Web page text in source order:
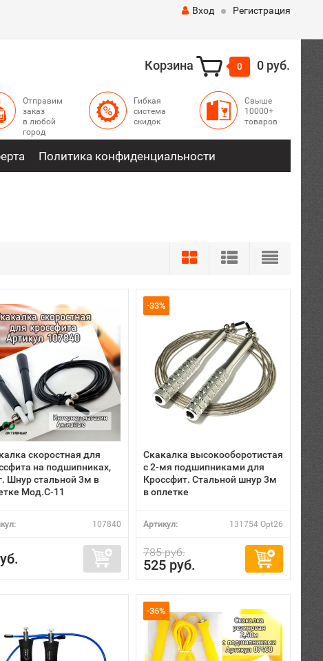
Вход Регистрация
Корзина 0 0 руб.
Отправим
заказ
в любой
город
Гибкая
система
скидок
Свыше
10000+
товаров
Политика конфиденциальности
скоростная для
на подшипниках,
Шнур стальной 3м в
Мод.С-11
107840
-33%
Скакалка высокооборотистая
с 2-мя подшипниками для
Кроссфит. Cтальной шнур 3м
в оплетке
Артикул: 131754 Opt26
785 руб.
525 руб.
-36%